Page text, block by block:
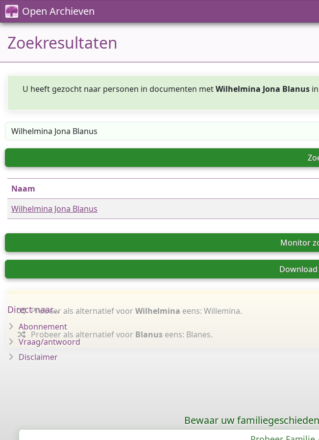
Open Archieven
Zoekresultaten
U heeft gezocht naar personen in documenten metWilhelmina Jona Blanus
Naam
Wilhelmina Jona Blanus
Monitor
Download
Probeer als alternatief voorWilhelmina eens: Willemina.
Probeer als alternatief voor Blanuseens: Blanes.
Direct naar...
Abonnement
Vraag/antwoord
Disclaimer
Bewaar uw